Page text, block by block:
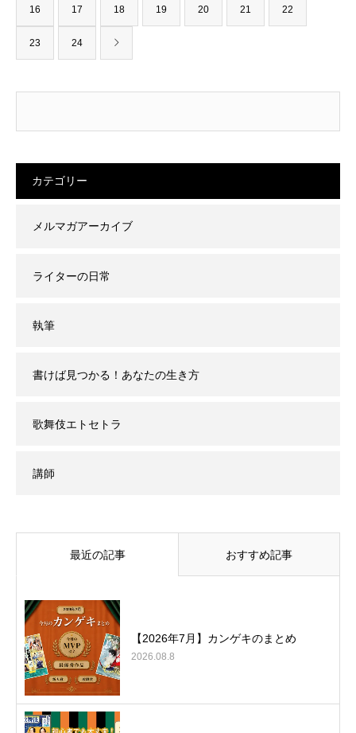
16 17 18 19 20 21 22
23 24
カテゴリー
メルマガアーカイブ
ライターの日常
執筆
書けば見つかる！あなたの生き方
歌舞伎エトセトラ
講師
最近の記事 おすすめ記事
【2026年7月】カンゲキのまとめ
2026.08.8